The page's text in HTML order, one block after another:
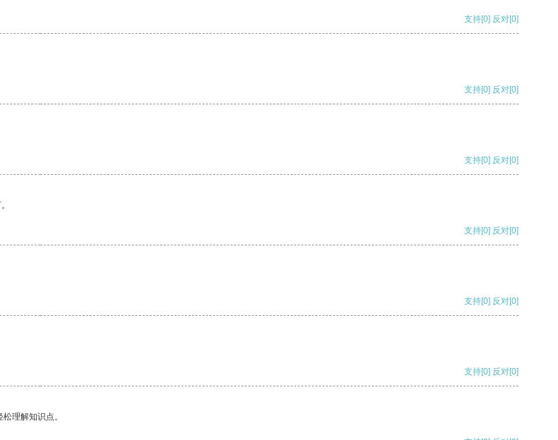
支持[0] 反对[0]
支持[0] 反对[0]
支持[0] 反对[0]
支持[0] 反对[0]
支持[0] 反对[0]
支持[0] 反对[0]
理解知识点。